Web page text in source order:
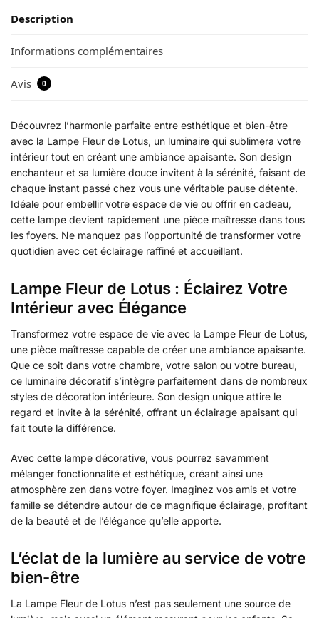
Description
Informations complémentaires
Avis 0
Découvrez l’harmonie parfaite entre esthétique et bien-être
avec la Lampe Fleur de Lotus, un luminaire qui sublimera votre
intérieur tout en créant une ambiance apaisante. Son design
enchanteur et sa lumière douce invitent à la sérénité, faisant de
chaque instant passé chez vous une véritable pause détente.
Idéale pour embellir votre espace de vie ou offrir en cadeau,
cette lampe devient rapidement une pièce maîtresse dans tous
les foyers. Ne manquez pas l’opportunité de transformer votre
quotidien avec cet éclairage raffiné et accueillant.
Lampe Fleur de Lotus : Éclairez Votre
Intérieur avec Élégance
Transformez votre espace de vie avec la Lampe Fleur de Lotus,
une pièce maîtresse capable de créer une ambiance apaisante.
Que ce soit dans votre chambre, votre salon ou votre bureau,
ce luminaire décoratif s’intègre parfaitement dans de nombreux
styles de décoration intérieure. Son design unique attire le
regard et invite à la sérénité, offrant un éclairage apaisant qui
fait toute la différence.
Avec cette lampe décorative, vous pourrez savamment
mélanger fonctionnalité et esthétique, créant ainsi une
atmosphère zen dans votre foyer. Imaginez vos amis et votre
famille se détendre autour de ce magnifique éclairage, profitant
de la beauté et de l’élégance qu’elle apporte.
L’éclat de la lumière au service de votre
bien-être
La Lampe Fleur de Lotus n’est pas seulement une source de